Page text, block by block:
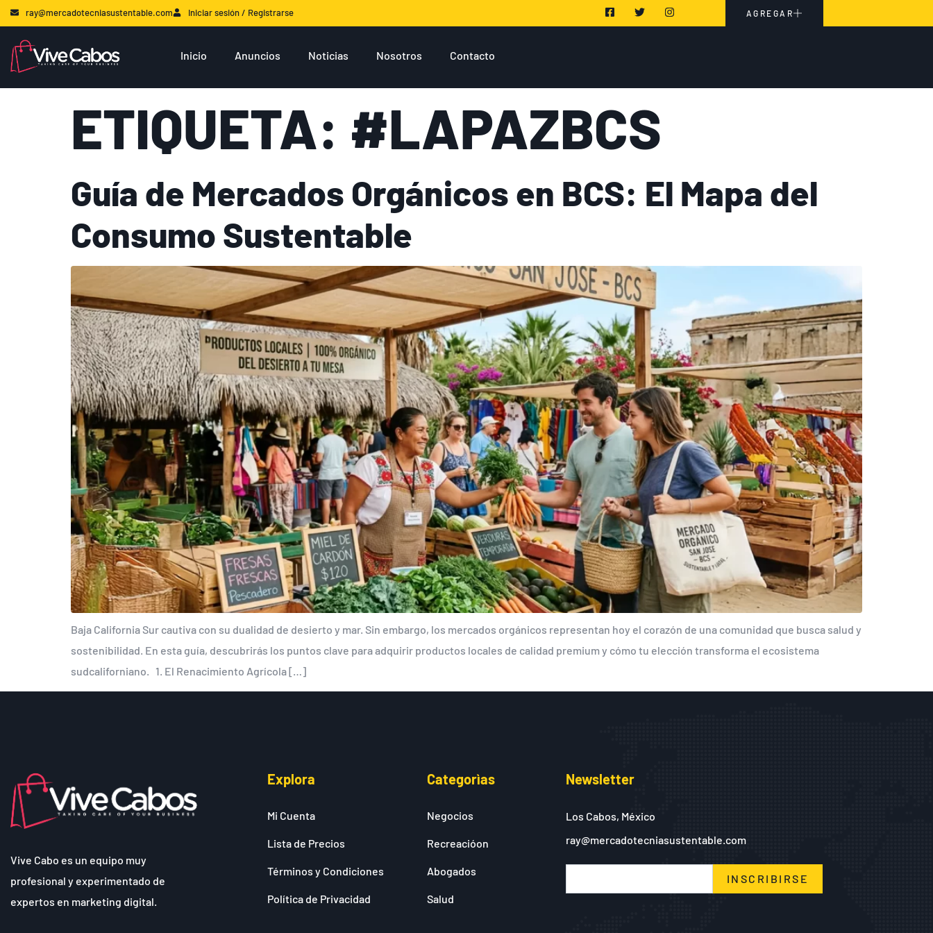
ray@mercadotecniasustentable.com Iniciar sesión / Registrarse AGREGAR
Inicio Anuncios Noticias Nosotros Contacto
ETIQUETA: #LAPAZBCS
Guía de Mercados Orgánicos en BCS: El Mapa del
Consumo Sustentable
Baja California Sur cautiva con su dualidad de desierto y mar. Sin embargo, los mercados orgánicos representan hoy el corazón de una comunidad que busca salud y
sostenibilidad. En esta guía, descubrirás los puntos clave para adquirir productos locales de calidad premium y cómo tu elección transforma el ecosistema
sudcaliforniano. 1. El Renacimiento Agrícola […]
Vive Cabo es un equipo muy
profesional y experimentado de
expertos en marketing digital.
Explora
Mi Cuenta
Lista de Precios
Términos y Condiciones
Política de Privacidad
Categorìas
Negocios
Recreacióon
Abogados
Salud
Newsletter
Los Cabos, México
ray@mercadotecniasustentable.com
INSCRIBIRSE